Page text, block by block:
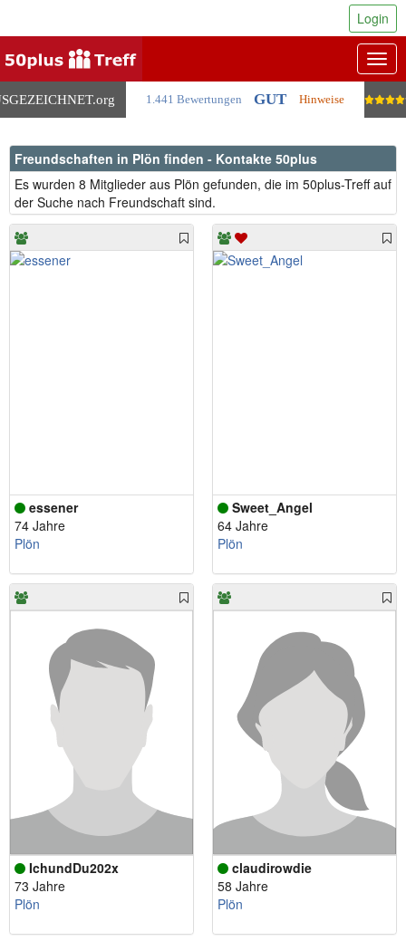
.org 1.441 Bewertungen GUT Hinweise
Login
Freundschaften in Plön finden - Kontakte 50plus
Es wurden 8 Mitglieder aus Plön gefunden, die im 50plus-Treff auf
der Suche nach Freundschaft sind.
essener
74 Jahre
Plön
Sweet_Angel
64 Jahre
Plön
IchundDu202x
73 Jahre
Plön
claudirowdie
58 Jahre
Plön